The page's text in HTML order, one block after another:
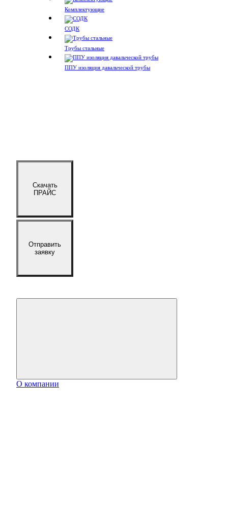
Комплектующие
СОДК
Трубы стальные
ППУ изоляция давальческой трубы
Скачать
ПРАЙС
Отправить
заявку
О компании